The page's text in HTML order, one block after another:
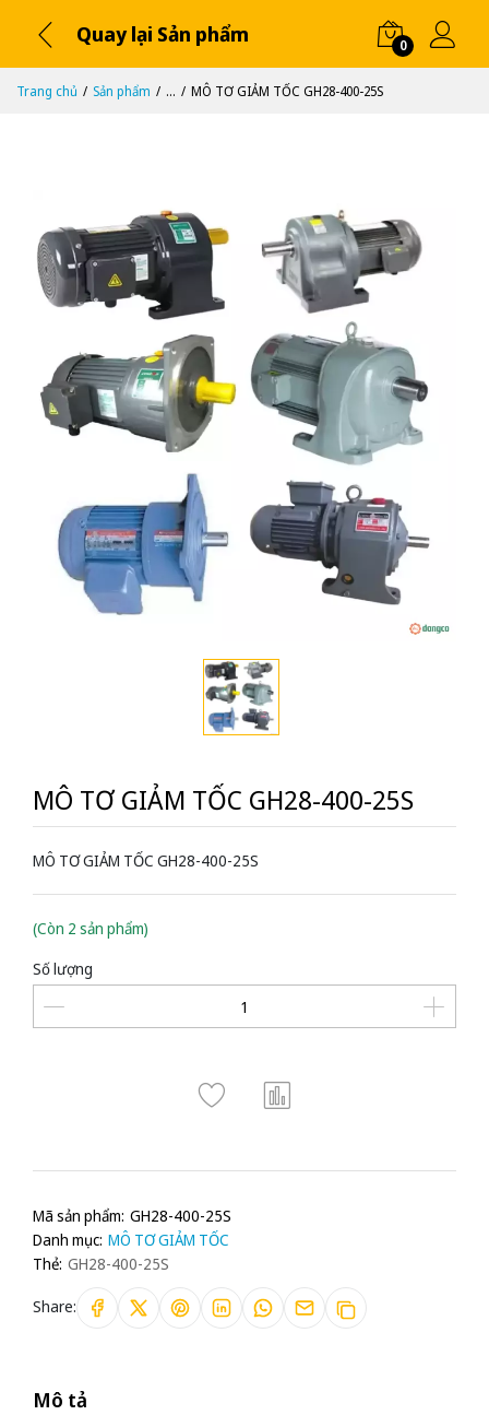
Quay lại Sản phẩm 0
Trang chủ Sản phẩm ... MÔ TƠ GIẢM TỐC GH28-400-25S
MÔ TƠ GIẢM TỐC GH28-400-25S
MÔ TƠ GIẢM TỐC GH28-400-25S
(Còn 2 sản phẩm)
Số lượng
Mã sản phẩm: GH28-400-25S
Danh mục: MÔ TƠ GIẢM TỐC
Thẻ: GH28-400-25S
Share:
Mô tả